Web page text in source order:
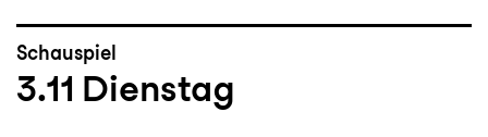
Schauspiel
3.11 Dienstag